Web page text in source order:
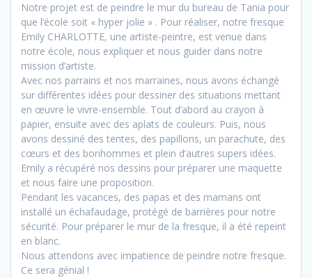
Notre projet est de peindre le mur du bureau de Tania pour
que l’école soit « hyper jolie » . Pour réaliser, notre fresque
Emily CHARLOTTE, une artiste-peintre, est venue dans
notre école, nous expliquer et nous guider dans notre
mission d’artiste.
Avec nos parrains et nos marraines, nous avons échangé
sur différentes idées pour dessiner des situations mettant
en œuvre le vivre-ensemble. Tout d’abord au crayon à
papier, ensuite avec des aplats de couleurs. Puis, nous
avons dessiné des tentes, des papillons, un parachute, des
cœurs et des bonhommes et plein d’autres supers idées.
Emily a récupéré nos dessins pour préparer une maquette
et nous faire une proposition.
Pendant les vacances, des papas et des mamans ont
installé un échafaudage, protégé de barrières pour notre
sécurité. Pour préparer le mur de la fresque, il a été repeint
en blanc.
Nous attendons avec impatience de peindre notre fresque.
Ce sera génial !